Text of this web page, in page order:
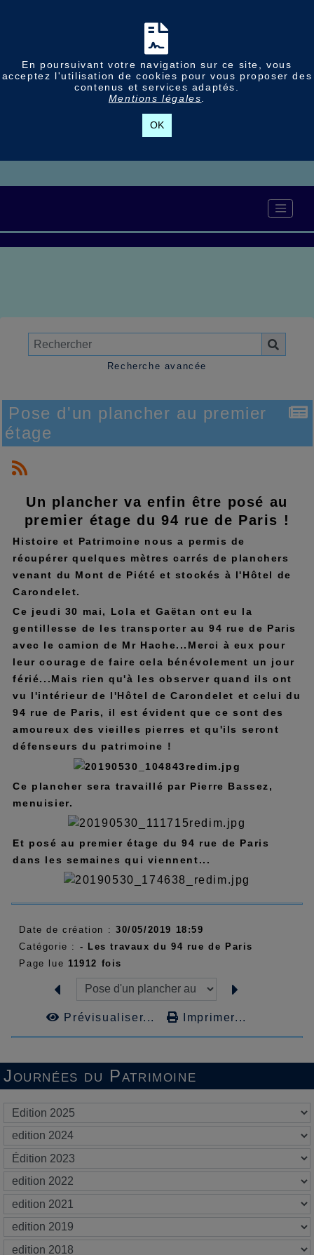
En poursuivant votre navigation sur ce site, vous
acceptez l'utilisation de cookies pour vous proposer des
contenus et services adaptés.
Mentions légales
OK
Journées du Patrimoine
Recherche avancée
Pose d'un plancher au premier
étage
Un plancher va enfin être posé au
premier étage du 94 rue de Paris !
Histoire et Patrimoine nous a permis de
récupérer quelques mètres carrés de planchers
venant du Mont de Piété et stockés à l'Hôtel de
Carondelet.
Ce jeudi 30 mai, Lola et Gaëtan ont eu la
gentillesse de les transporter au 94 rue de Paris
avec le camion de Mr Hache...Merci à eux pour
leur courage de faire cela bénévolement un jour
férié...Mais rien qu'à les observer quand ils ont
vu l'intérieur de l'Hôtel de Carondelet et celui du
94 rue de Paris, il est évident que ce sont des
amoureux des vieilles pierres et qu'ils seront
défenseurs du patrimoine !
Ce plancher sera travaillé par Pierre Bassez,
menuisier.
Et posé au premier étage du 94 rue de Paris
dans les semaines qui viennent...
Date de création : 30/05/2019 18:59
Catégorie : - Les travaux du 94 rue de Paris
Page lue 11912 fois
Prévisualiser... Imprimer...